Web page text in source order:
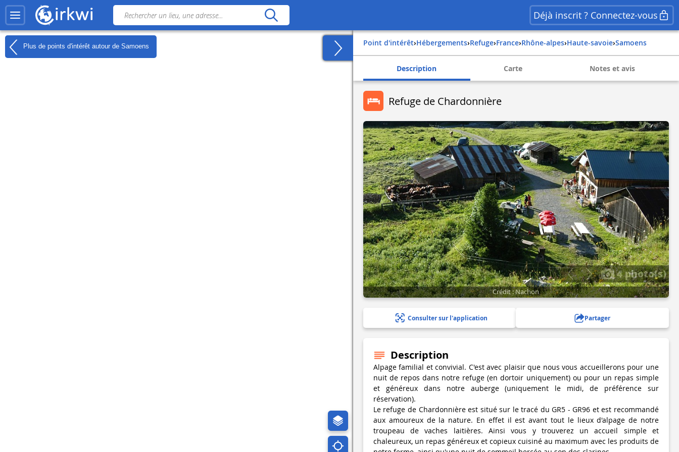
Déjà inscrit ? Connectez-vous
Plus de points d'intérêt autour de Samoens Point d'intérêt› Hébergements› Refuge› france› rhône-alpes› haute-savoie› samoens
Description Carte Notes et avis
Refuge de Chardonnière
4 photo(s)
Crédit : Nachon
Consulter sur l'application Partager
Description
Alpage familial et convivial. C'est avec plaisir que nous vous accueillerons pour une
nuit de repos dans notre refuge (en dortoir uniquement) ou pour un repas simple
et généreux dans notre auberge (uniquement le midi, de préférence sur
réservation).
Le refuge de Chardonnière est situé sur le tracé du GR5 - GR96 et est recommandé
aux amoureux de la nature. En effet il est avant tout le lieux d'alpage de notre
troupeau de vaches laitières. Ainsi vous y trouverez un accueil simple et
chaleureux, un repas généreux et copieux cuisiné au maximum avec les produits de